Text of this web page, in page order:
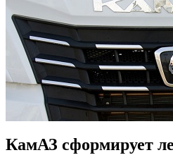
КамАЗ сформирует